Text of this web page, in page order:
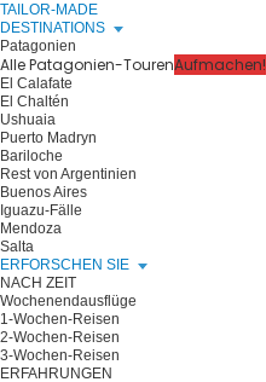
TAILOR-MADE
DESTINATIONS
Patagonien
Alle Patagonien-TourenAufmachen!
El Calafate
El Chaltén
Ushuaia
Puerto Madryn
Bariloche
Rest von Argentinien
Buenos Aires
Iguazu-Fälle
Mendoza
Salta
ERFORSCHEN SIE
NACH ZEIT
Wochenendausflüge
1-Wochen-Reisen
2-Wochen-Reisen
3-Wochen-Reisen
ERFAHRUNGEN